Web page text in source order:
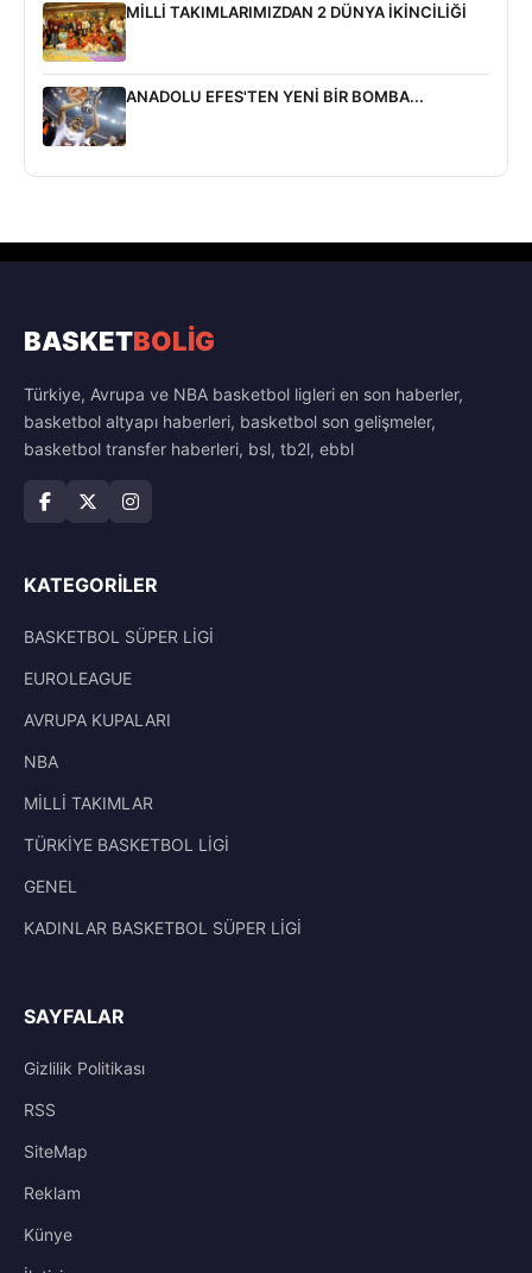
MİLLİ TAKIMLARIMIZDAN 2 DÜNYA İKİNCİLİĞİ
ANADOLU EFES'TEN YENİ BİR BOMBA...
BASKETBOLİG
Türkiye, Avrupa ve NBA basketbol ligleri en son haberler,
basketbol altyapı haberleri, basketbol son gelişmeler,
basketbol transfer haberleri, bsl, tb2l, ebbl
KATEGORILER
BASKETBOL SÜPER LİGİ
EUROLEAGUE
AVRUPA KUPALARI
NBA
MİLLİ TAKIMLAR
TÜRKİYE BASKETBOL LİGİ
GENEL
KADINLAR BASKETBOL SÜPER LİGİ
SAYFALAR
Gizlilik Politikası
RSS
SiteMap
Reklam
Künye